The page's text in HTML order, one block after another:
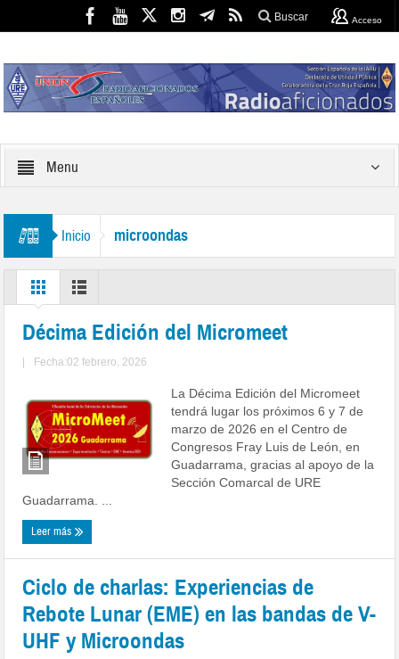
Buscar Acceso
Menu
Inicio microondas
Décima Edición del Micromeet
| Fecha:02 febrero, 2026
La Décima Edición del Micromeet
tendrá lugar los próximos 6 y 7 de
marzo de 2026 en el Centro de
Congresos Fray Luis de León, en
Guadarrama, gracias al apoyo de la
Sección Comarcal de URE
Guadarrama. ...
Leer más
Ciclo de charlas: Experiencias de
Rebote Lunar (EME) en las bandas de V-
UHF y Microondas